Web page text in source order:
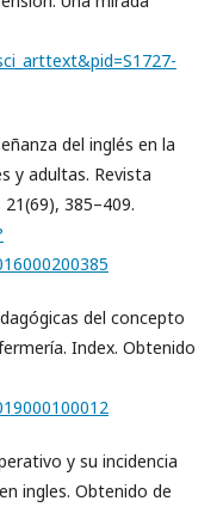
del inglés en la
y adultas. Revista
385–409.
del concepto
Index. Obtenido
y su incidencia
ingles. Obtenido de